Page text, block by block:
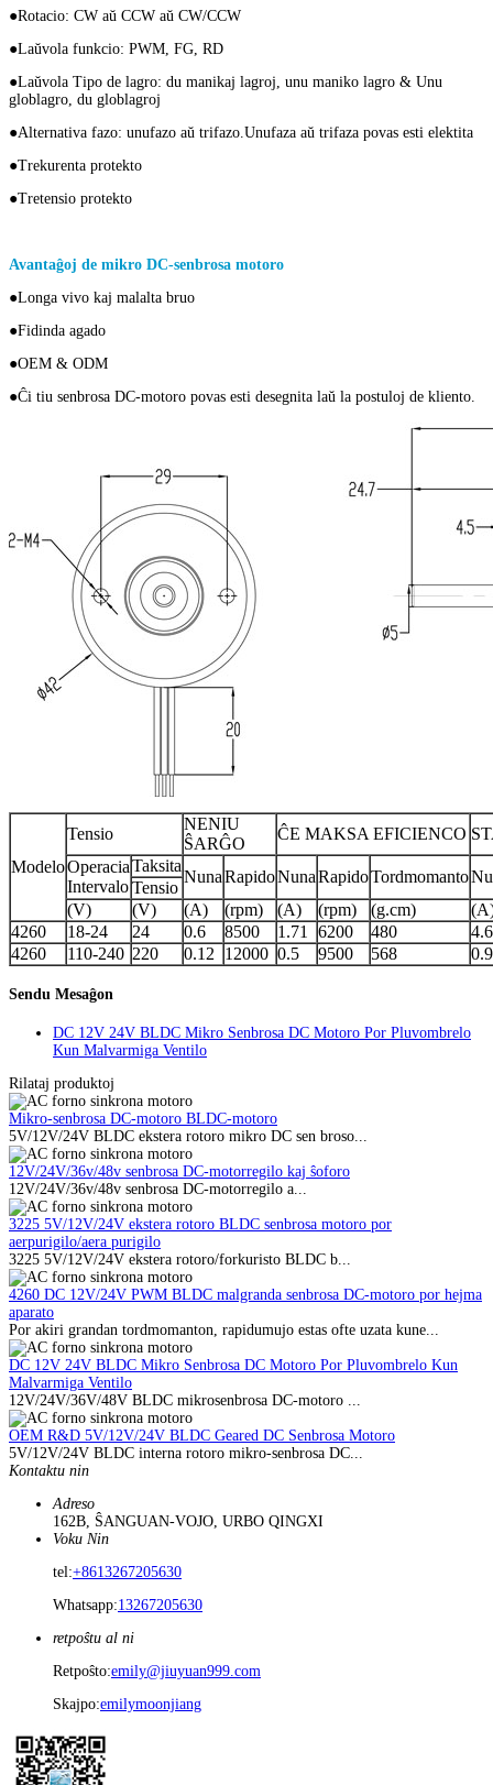
●Rotacio: CW aŭ CCW aŭ CW/CCW
●Laŭvola funkcio: PWM, FG, RD
●Laŭvola Tipo de lagro: du manikaj lagroj, unu maniko lagro & Unu
globlagro, du globlagroj
●Alternativa fazo: unufazo aŭ trifazo.Unufaza aŭ trifaza povas esti elektita
●Trekurenta protekto
●Tretensio protekto
Avantaĝoj de mikro DC-senbrosa motoro
●Longa vivo kaj malalta bruo
●Fidinda agado
●OEM & ODM
●Ĉi tiu senbrosa DC-motoro povas esti desegnita laŭ la postuloj de kliento.
Modelo
Tensio
NENIU
ŜARĜO
ĈE MAKSA EFICIENCO
Operacia
Intervalo
Taksita
NunaRapidoNunaRapidoTordmomanto
Tensio
(V)
(V) (A) (rpm) (A) (rpm) (g.cm)
4260
18-24 24 0.6 8500 1.71 6200 480
4260
110-240 220 0.12 12000 0.5 9500 568
Sendu Mesaĝon
DC 12V 24V BLDC Mikro Senbrosa DC Motoro Por Pluvombrelo
Kun Malvarmiga Ventilo
Rilataj produktoj
Mikro-senbrosa DC-motoro BLDC-motoro
5V/12V/24V BLDC ekstera rotoro mikro DC sen broso...
12V/24V/36v/48v senbrosa DC-motorregilo kaj ŝoforo
12V/24V/36v/48v senbrosa DC-motorregilo a...
3225 5V/12V/24V ekstera rotoro BLDC senbrosa motoro por
aerpurigilo/aera purigilo
3225 5V/12V/24V ekstera rotoro/forkuristo BLDC b...
4260 DC 12V/24V PWM BLDC malgranda senbrosa DC-motoro por hejma
aparato
Por akiri grandan tordmomanton, rapidumujo estas ofte uzata kune...
DC 12V 24V BLDC Mikro Senbrosa DC Motoro Por Pluvombrelo Kun
Malvarmiga Ventilo
12V/24V/36V/48V BLDC mikrosenbrosa DC-motoro ...
OEM R&D 5V/12V/24V BLDC Geared DC Senbrosa Motoro
5V/12V/24V BLDC interna rotoro mikro-senbrosa DC...
Kontaktu nin
Adreso
162B, ŜANGUAN-VOJO, URBO QINGXI
Voku Nin
tel:+8613267205630
Whatsapp:13267205630
retpoŝtu al ni
Retpoŝto:emily@jiuyuan999.com
Skajpo:emilymoonjiang